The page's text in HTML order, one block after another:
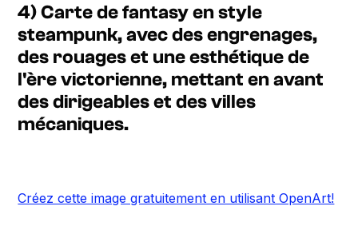
4) Carte de fantasy en style
steampunk, avec des engrenages,
des rouages et une esthétique de
l'ère victorienne, mettant en avant
des dirigeables et des villes
mécaniques.
Créez cette image gratuitement en utilisant OpenArt!